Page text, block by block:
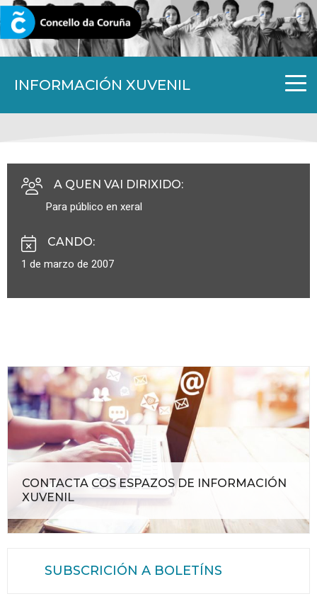
INFORMACIÓN XUVENIL
CORUNA.GAL
A QUEN VAI DIRIXIDO:
Para público en xeral
CANDO:
1 de marzo de 2007
CONTACTA COS ESPAZOS DE INFORMACIÓN
XUVENIL
SUBSCRICIÓN A BOLETÍNS